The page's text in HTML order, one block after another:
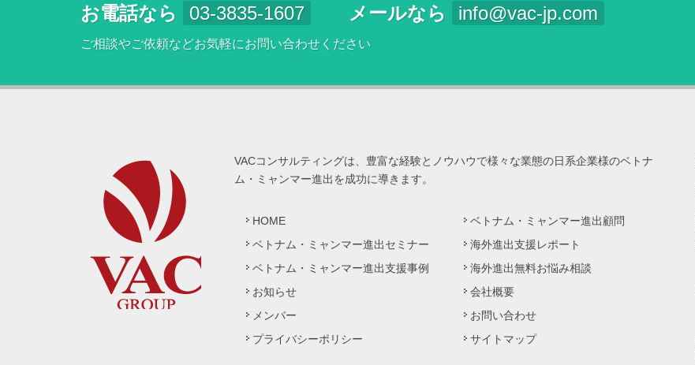
お電話なら 03-3835-1607 メールなら info@vac-jp.com
ご相談やご依頼などお気軽にお問い合わせください
VACコンサルティングは、豊富な経験とノウハウで様々な業態の日系企業様のベトナ
ム・ミャンマー進出を成功に導きます。
HOME
ベトナム・ミャンマー進出顧問
ベトナム・ミャンマー進出セミナー
海外進出支援レポート
ベトナム・ミャンマー進出支援事例
海外進出無料お悩み相談
お知らせ
会社概要
メンバー
お問い合わせ
プライバシーポリシー
サイトマップ